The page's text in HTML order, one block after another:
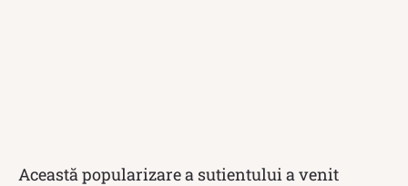
Această popularizare a sutientului a venit